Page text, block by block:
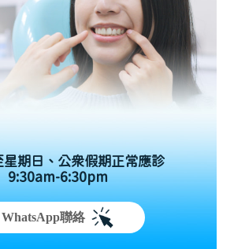
星期日、公眾假期正常應診
9:30am-6:30pm
WhatsApp聯絡